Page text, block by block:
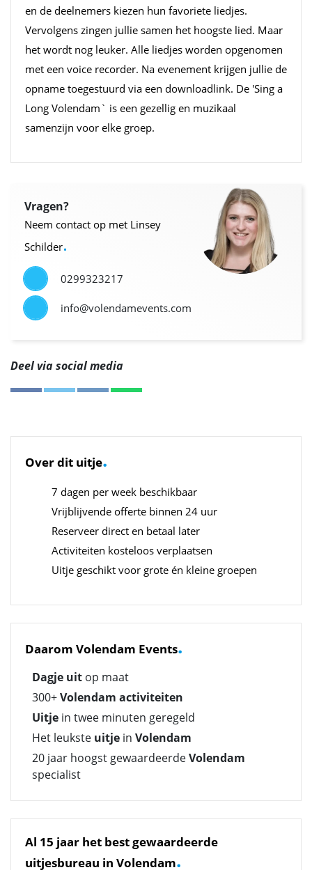
en de deelnemers kiezen hun favoriete liedjes.
Vervolgens zingen jullie samen het hoogste lied. Maar
het wordt nog leuker. Alle liedjes worden opgenomen
met een voice recorder. Na evenement krijgen jullie de
opname toegestuurd via een downloadlink. De 'Sing a
Long Volendam` is een gezellig en muzikaal
samenzijn voor elke groep.
Vragen?
Neem contact op met Linsey
Schilder.
0299323217
info@volendamevents.com
Deel via social media
Over dit uitje.
7 dagen per week beschikbaar
Vrijblijvende offerte binnen 24 uur
Reserveer direct en betaal later
Activiteiten kosteloos verplaatsen
Uitje geschikt voor grote én kleine groepen
Daarom Volendam Events.
Dagje uit op maat
300+Volendam activiteiten
Uitje in twee minuten geregeld
Het leukste uitje in Volendam
20 jaar hoogst gewaardeerdeVolendam
specialist
Al 15 jaar het best gewaardeerde
uitjesbureau in Volendam.